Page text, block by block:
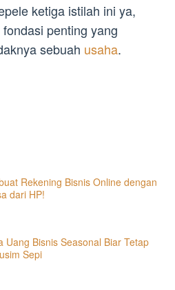
ketiga istilah ini ya,
penting yang
sebuah usaha.
Rekening Bisnis Online dengan
dari HP!
Uang Bisnis Seasonal Biar Tetap
Sepi